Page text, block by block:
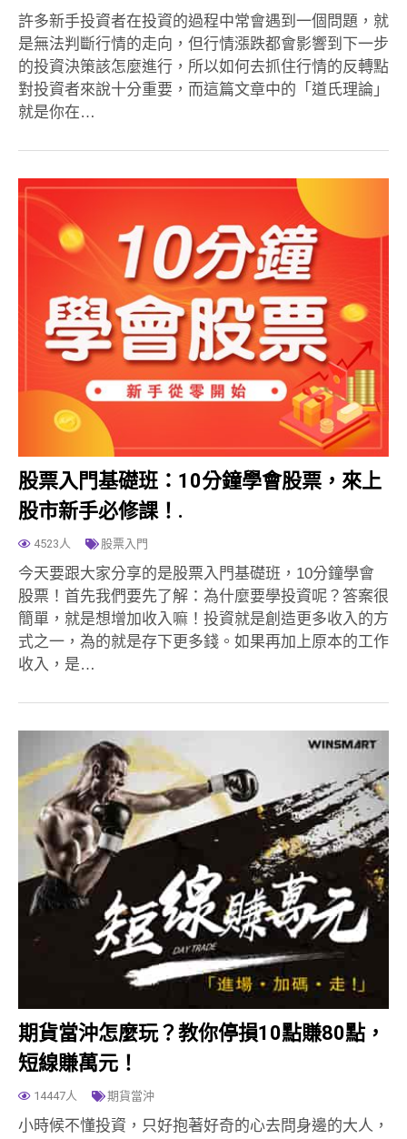
許多新手投資者在投資的過程中常會遇到一個問題，就
是無法判斷行情的走向，但行情漲跌都會影響到下一步
的投資決策該怎麼進行，所以如何去抓住行情的反轉點
對投資者來說十分重要，而這篇文章中的「道氏理論」
就是你在…
股票入門基礎班：10分鐘學會股票，來上
股市新手必修課！.
4523人 股票入門
今天要跟大家分享的是股票入門基礎班，10分鐘學會
股票！首先我們要先了解：為什麼要學投資呢？答案很
簡單，就是想增加收入嘛！投資就是創造更多收入的方
式之一，為的就是存下更多錢。如果再加上原本的工作
收入，是…
期貨當沖怎麼玩？教你停損10點賺80點，
短線賺萬元！
14447人 期貨當沖
小時候不懂投資，只好抱著好奇的心去問身邊的大人，